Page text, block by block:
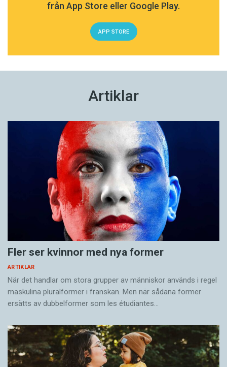
från App Store eller Google Play.
APP STORE
Artiklar
Fler ser kvinnor med nya former
ARTIKLAR
När det handlar om stora grupper av människor används i regel
maskulina pluralformer i franskan. Men när sådana ­former
ersätts av dubbel­former som les étudiantes…